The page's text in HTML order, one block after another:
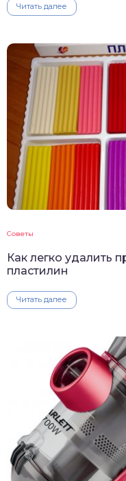
Читать далее
Советы
Как легко удалить
пластилин
Читать далее